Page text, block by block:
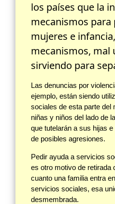
los países que la
mecanismos para
mujeres e
mecanismos, mal
sirviendo para
Las denuncias por
ejemplo, están siendo
sociales de esta parte del
niñas y niños del lado de
que tutelarán a sus hijas
de posibles agresiones.
Pedir ayuda a servicios
es otro motivo de retirada
cuanto una familia entra
servicios sociales, esa
desmembrada.